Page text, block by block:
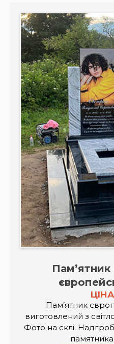
Памʼятник
виготовлений з
Фото на склі.